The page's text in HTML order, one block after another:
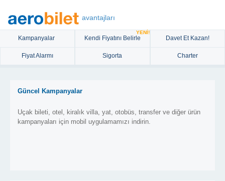
avantajları
Kampanyalar Kendi Fiyatını Belirle
YENİ!
Davet Et Kazan!
Fiyat Alarmı Sigorta Charter
Güncel Kampanyalar
Uçak bileti, otel, kiralık villa, yat, otobüs, transfer ve diğer ürün
kampanyaları için mobil uygulamamızı indirin.